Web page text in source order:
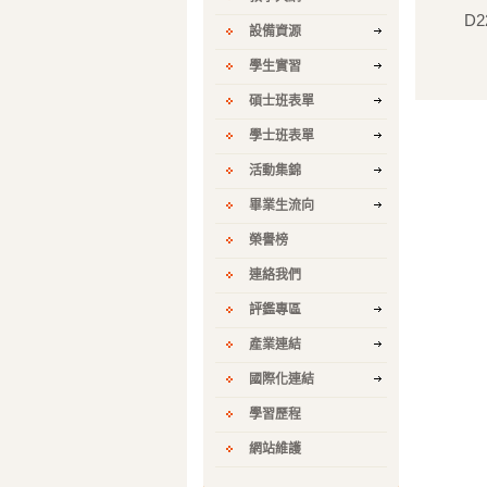
設備資源
學生實習
碩士班表單
學士班表單
活動集錦
畢業生流向
榮譽榜
連絡我們
評鑑專區
產業連結
國際化連結
學習歷程
網站維護